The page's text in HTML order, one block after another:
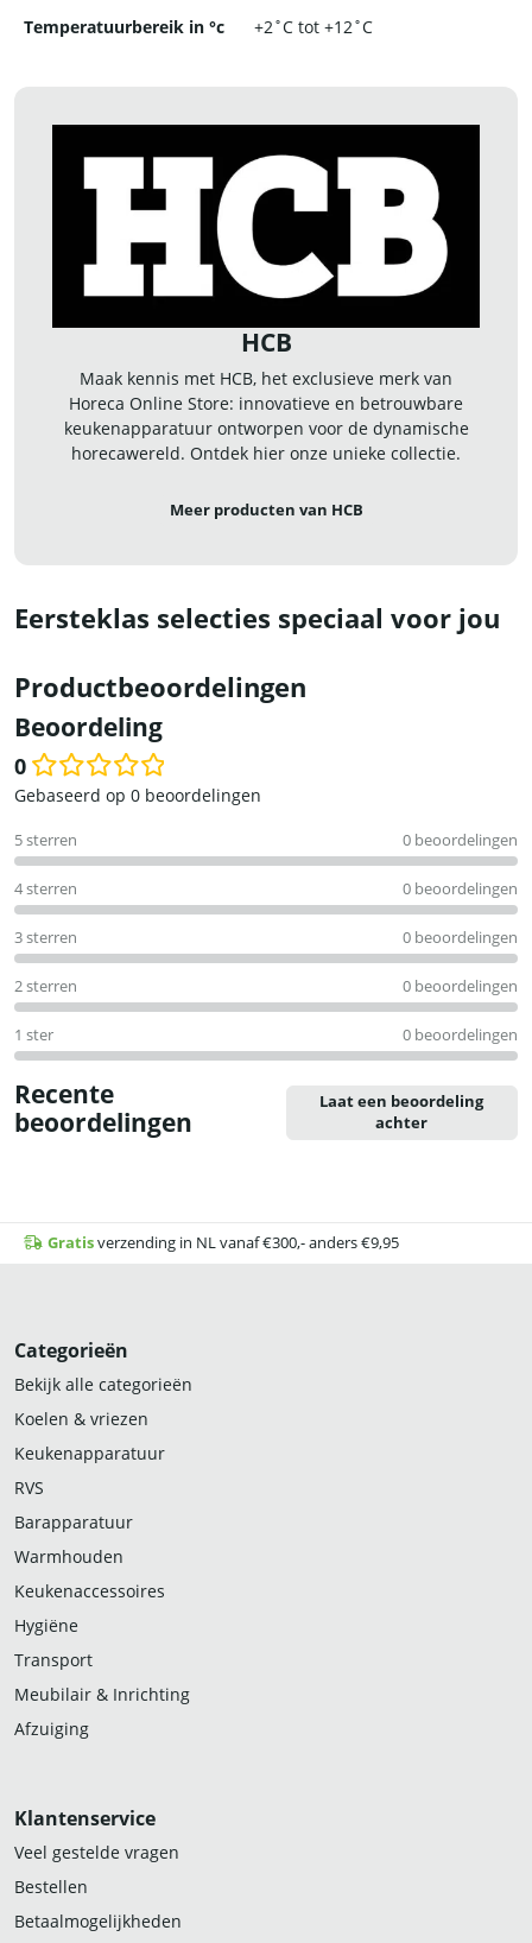
Temperatuurbereik in °c +2˚C tot +12˚C
HCB
Maak kennis met HCB, het exclusieve merk van
Horeca Online Store: innovatieve en betrouwbare
keukenapparatuur ontworpen voor de dynamische
horecawereld. Ontdek hier onze unieke collectie.
Meer producten van HCB
Eersteklas selecties speciaal voor jou
Productbeoordelingen
Beoordeling
0
Waardering
uit
5
Gebaseerd op 0 beoordelingen
5 sterren 0 beoordelingen
4 sterren 0 beoordelingen
3 sterren 0 beoordelingen
2 sterren 0 beoordelingen
1 ster 0 beoordelingen
Recente
beoordelingen
Laat een beoordeling
achter
Gratisverzending in NL vanaf €300,- anders €9,95
Categorieën
Bekijk alle categorieën
Koelen & vriezen
Keukenapparatuur
RVS
Barapparatuur
Warmhouden
Keukenaccessoires
Hygiëne
Transport
Meubilair & Inrichting
Afzuiging
Klantenservice
Veel gestelde vragen
Bestellen
Betaalmogelijkheden